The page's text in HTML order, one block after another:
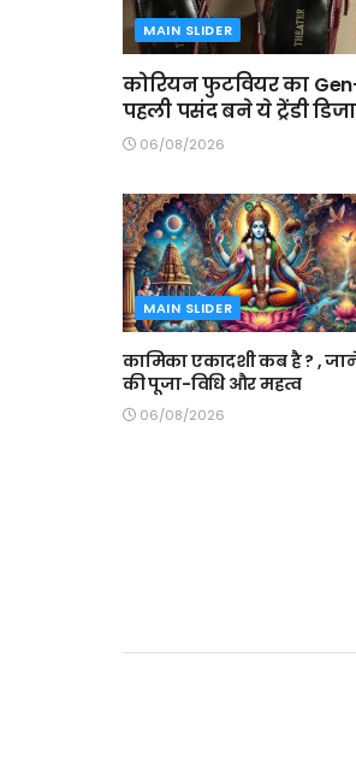
MAIN SLIDER
कोरियन फुटवियर का
पहली पसंद बने ये ट्रेंडी
06/08/2026
MAIN SLIDER
कामिका एकादशी कब है ? , जानें
की पूजा-विधि और महत्व
06/08/2026